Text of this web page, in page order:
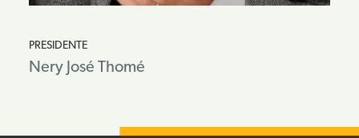
PRESIDENTE
Nery José Thomé